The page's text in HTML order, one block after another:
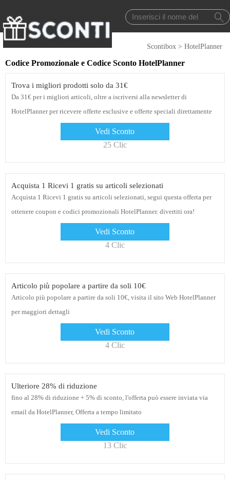
Scontibox > HotelPlanner
Codice Promozionale e Codice Sconto HotelPlanner
Trova i migliori prodotti solo da 31€
Da 31€ per i migliori articoli, oltre a iscriversi alla newsletter di
HotelPlanner per ricevere offerte esclusive e offerte speciali direttamente
Vedi Sconto
25 Clic
Acquista 1 Ricevi 1 gratis su articoli selezionati
Acquista 1 Ricevi 1 gratis su articoli selezionati, segui questa offerta per
ottenere coupon e codici promozionali HotelPlanner. divertiti ora!
Vedi Sconto
4 Clic
Articolo più popolare a partire da soli 10€
Articolo più popolare a partire da soli 10€, visita il sito Web HotelPlanner
per maggiori dettagli
Vedi Sconto
4 Clic
Ulteriore 28% di riduzione
fino al 28% di riduzione + 5% di sconto, l'offerta può essere inviata via
email da HotelPlanner, Offerta a tempo limitato
Vedi Sconto
13 Clic